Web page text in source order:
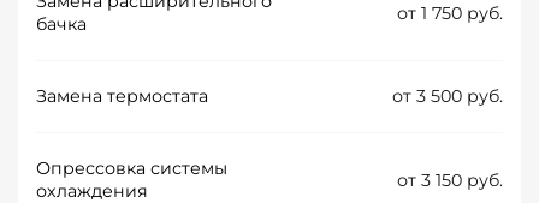
бачка
от 1 750 руб.
Замена термостата от 3 500 руб.
Опрессовка системы
охлаждения
от 3 150 руб.